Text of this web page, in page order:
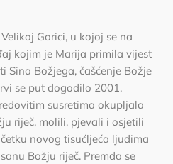
Gorici, u kojoj se na
kojim je Marija primila vijest
Sina Božjega, čašćenje Božje
se put dogodilo 2001.
susretima okupljala
riječ, molili, pjevali i osjetili
novog tisućljeća ljudima
Božju riječ. Premda se